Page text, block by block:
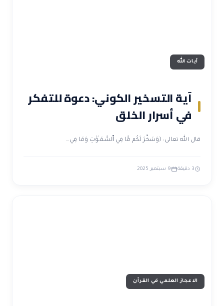
آيات الله
آية التسخير الكوني: دعوة للتفكر
في أسرار الخلق
قال الله تعالى: ﴿وَسَخَّرَ لَكُم مَّا فِي ٱلسَّمَـٰوَٰتِ وَمَا فِي…
3 دقيقة 9 سبتمبر 2025
الاعجاز العلمي في القرآن